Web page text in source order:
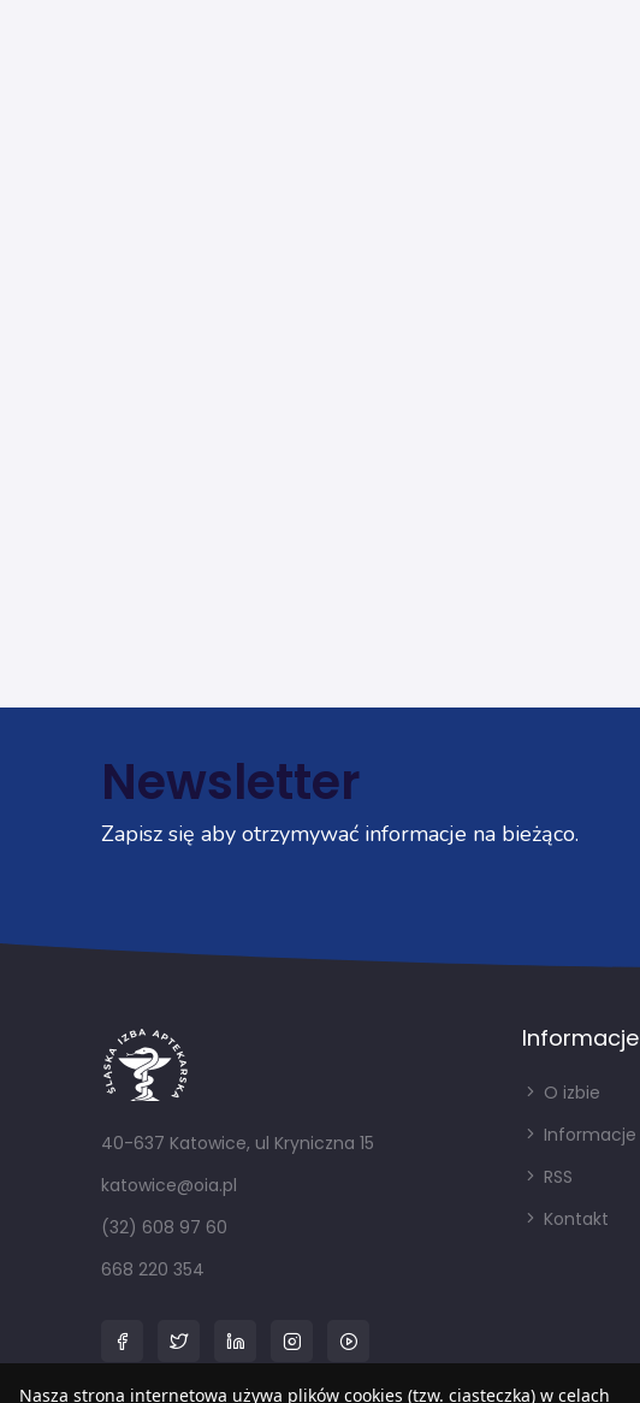
Newsletter
Zapisz się aby otrzymywać informacje na bieżąco.
40-637 Katowice, ul Kryniczna 15
katowice@oia.pl
(32) 608 97 60
668 220 354
Informacje
O izbie
Informacje
RSS
Kontakt
Nasza strona internetowa używa plików cookies (tzw. ciasteczka) w celach